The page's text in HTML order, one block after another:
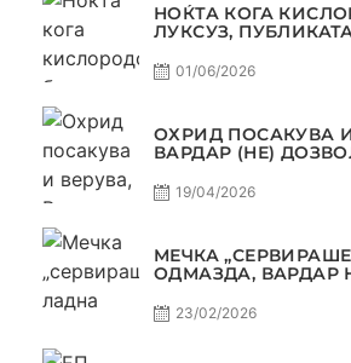
НОЌТА КОГА
ЛУКСУЗ,
01/06/2026
ОХРИД ПОСАКУВА
ВАРДАР (НЕ)
19/04/2026
МЕЧКА
ОДМАЗДА, ВАРДАР
АВТОКОМАНДА
23/02/2026